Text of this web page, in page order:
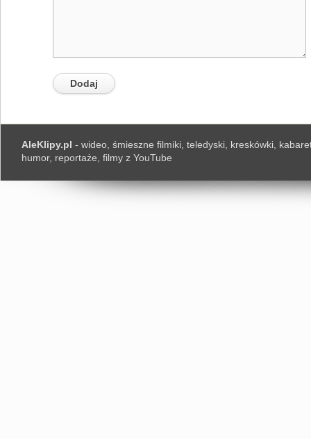
AleKlipy.pl - wideo, śmieszne filmiki, teledyski, kreskówki,
humor, reportaże, filmy z YouTube